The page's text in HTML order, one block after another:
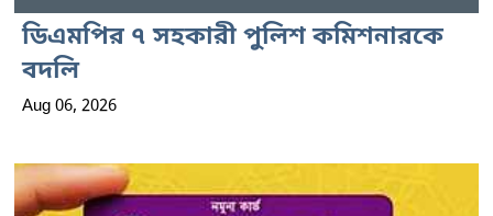
ডিএমপির ৭ সহকারী পুলিশ কমিশনারকে
বদলি
Aug 06, 2026